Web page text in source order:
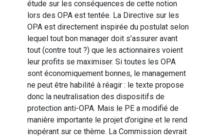
étude sur les conséquences de cette notion
lors des OPA est tentée. La Directive sur les
OPA est directement inspirée du postulat selon
lequel tout bon manager doit s’assurer avant
tout (contre tout ?) que les actionnaires voient
leur profits se maximiser. Si toutes les OPA
sont économiquement bonnes, le management
ne peut être habilité à réagir : le texte propose
donc la neutralisation des dispositifs de
protection anti-OPA. Mais le PE a modifié de
manière importante le projet d’origine et le rend
inopérant sur ce thème. La Commission devrait